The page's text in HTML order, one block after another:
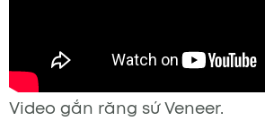
Video gắn răng sứ Veneer.